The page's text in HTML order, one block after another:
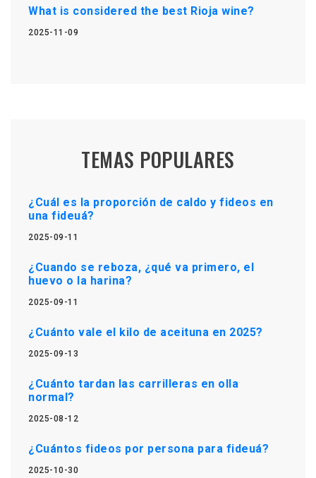
What is considered the best Rioja wine?
2025-11-09
TEMAS POPULARES
¿Cuál es la proporción de caldo y fideos en
una fideuá?
2025-09-11
¿Cuando se reboza, ¿qué va primero, el
huevo o la harina?
2025-09-11
¿Cuánto vale el kilo de aceituna en 2025?
2025-09-13
¿Cuánto tardan las carrilleras en olla
normal?
2025-08-12
¿Cuántos fideos por persona para fideuá?
2025-10-30